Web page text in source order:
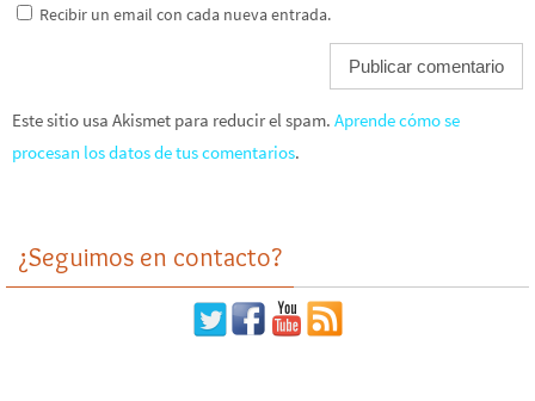
Recibir un email con cada nueva entrada.
Este sitio usa Akismet para reducir el spam. Aprende cómo se
procesan los datos de tus comentarios.
¿Seguimos en contacto?